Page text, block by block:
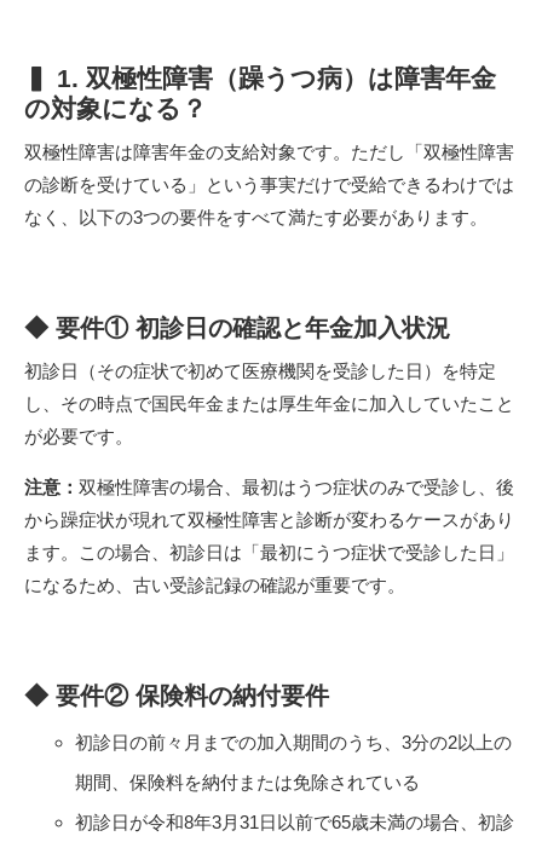
▍ 1. 双極性障害（躁うつ病）は障害年金
の対象になる？
双極性障害は障害年金の支給対象です。ただし「双極性障害
の診断を受けている」という事実だけで受給できるわけでは
なく、以下の3つの要件をすべて満たす必要があります。
◆ 要件① 初診日の確認と年金加入状況
初診日（その症状で初めて医療機関を受診した日）を特定
し、その時点で国民年金または厚生年金に加入していたこと
が必要です。
注意： 双極性障害の場合、最初はうつ症状のみで受診し、後
から躁症状が現れて双極性障害と診断が変わるケースがあり
ます。この場合、初診日は「最初にうつ症状で受診した日」
になるため、古い受診記録の確認が重要です。
◆ 要件② 保険料の納付要件
初診日の前々月までの加入期間のうち、3分の2以上の
期間、保険料を納付または免除されている
初診日が令和8年3月31日以前で65歳未満の場合、初診